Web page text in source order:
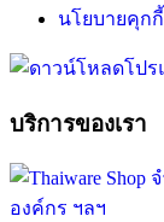
นโยบายคุกกี้
บริการของเรา